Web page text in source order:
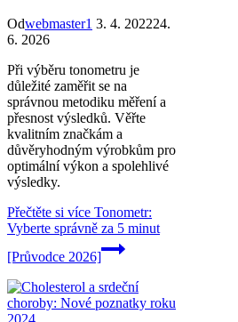
Odwebmaster1 3. 4. 202224.
6. 2026
Při výběru tonometru je
důležité zaměřit se na
správnou metodiku měření a
přesnost výsledků. Věřte
kvalitním značkám a
důvěryhodným výrobkům pro
optimální výkon a spolehlivé
výsledky.
Přečtěte si více Tonometr:
Vyberte správně za 5 minut
[Průvodce 2026]